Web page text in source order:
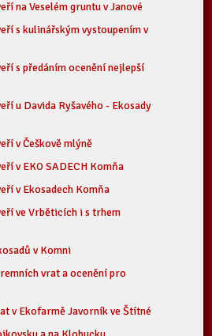
na Veselém gruntu v Janové
s kulinářským vystoupením v
s předáním ocenění nejlepší
u Davida Ryšavého - Ekosady
v Češkově mlýně
v EKO SADECH Komňa
v Ekosadech Komňa
ve Vrběticích i s trhem
v Komni
vrat a ocenění pro
v Ekofarmě Javorník ve Štítné